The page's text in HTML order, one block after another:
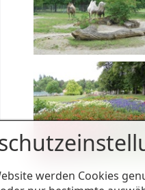
werden Cookies